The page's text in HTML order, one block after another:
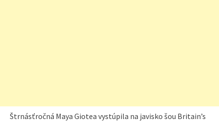
Štrnásťročná Maya Giotea vystúpila na javisko šou Britain’s